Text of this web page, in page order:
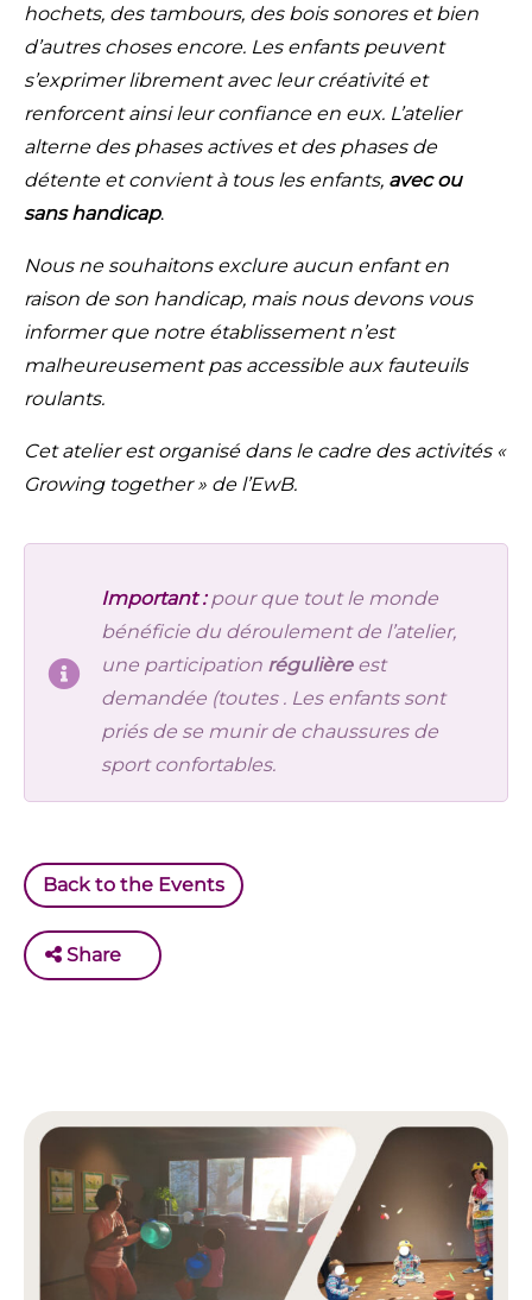
hochets, des tambours, des bois sonores et bien
d’autres choses encore. Les enfants peuvent
s’exprimer librement avec leur créativité et
renforcent ainsi leur confiance en eux. L’atelier
alterne des phases actives et des phases de
détente et convient à tous les enfants, avec ou
sans handicap.
Nous ne souhaitons exclure aucun enfant en
raison de son handicap, mais nous devons vous
informer que notre établissement n’est
malheureusement pas accessible aux fauteuils
roulants.
Cet atelier est organisé dans le cadre des activités «
Growing together » de l’EwB.
Important : pour que tout le monde
bénéficie du déroulement de l’atelier,
une participation régulièreest
demandée (toutes . Les enfants sont
priés de se munir de chaussures de
sport confortables.
Back to the Events
Share